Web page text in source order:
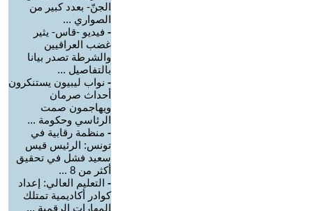
الجنّ- بعدد كبير من
الصواري ...
- فيديو -قاس- يثير
غضب العراقيين
والشرطة تصدر بيانا
بالتفاصيل ...
- نواب ليبيون يستنكرون
أحداث صرمان
ويهاجمون صمت
الرئاسي وحكومة ...
- منظمة رقابية في
تونس: الرئيس قيس
سعيد فشل في تحقيق
أكثر من 8 ...
- التعليم العالي: إعداد
كوادر أكاديمية تمتلك
المهارات الرقمية ...